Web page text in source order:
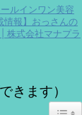
ルインワン美容
情報】おっさんの
株式会社マナプラ
ます）